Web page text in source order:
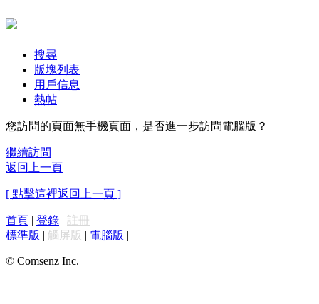
搜尋
版塊列表
用戶信息
熱帖
您訪問的頁面無手機頁面，是否進一步訪問電腦版？
繼續訪問
返回上一頁
[ 點擊這裡返回上一頁 ]
首頁 | 登錄 | 註冊
標準版 | 觸屏版 | 電腦版 |
© Comsenz Inc.